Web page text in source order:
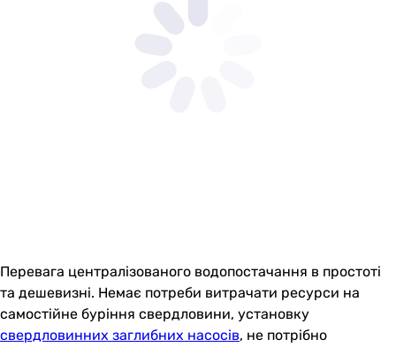
Перевага централізованого водопостачання в простоті
та дешевизні. Немає потреби витрачати ресурси на
самостійне буріння свердловини, установку
свердловинних заглибних насосів, не потрібно